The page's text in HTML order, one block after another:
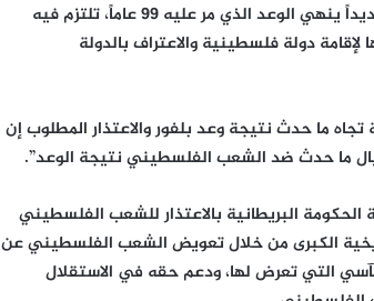
وقال الوزير: “طالبنا الجانب البريطاني أن يصدر وعداً جديداً ينهي الوعد الذي مر عليه 99 عاماً، تلتزم فيه
دولة فلسطينية والاعتراف بالدولة
تجاه ما حدث نتيجة وعد بلفور والاعتذار المطلوب إن
ما حدث ضد الشعب الفلسطيني نتيجة الوعد”.
الحكومة البريطانية بالاعتذار للشعب الفلسطيني
الكبرى من خلال تعويض الشعب الفلسطيني عن
التي تعرض لها، ودعم حقه في الاستقلال